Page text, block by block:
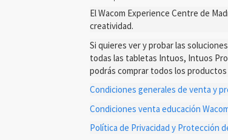
El Wacom Experience Centre de
creatividad.
Si quieres ver y probar las
todas las tabletas Intuos, Intuos
podrás comprar todos los
Condiciones generales de venta y
Condiciones venta educación
Política de Privacidad y Protección